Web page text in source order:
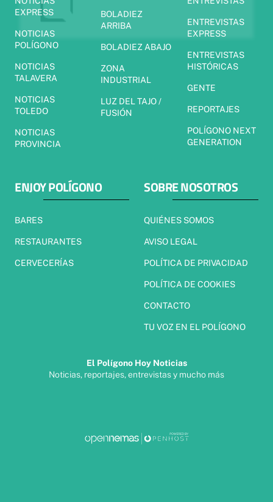
EXPRESS
NOTICIAS
POLÍGONO
NOTICIAS
TALAVERA
NOTICIAS
TOLEDO
NOTICIAS
PROVINCIA
BOLADIEZ
ARRIBA
BOLADIEZ ABAJO
ZONA
INDUSTRIAL
LUZ DEL TAJO /
FUSIÓN
ENTREVISTAS
EXPRESS
ENTREVISTAS
HISTÓRICAS
GENTE
REPORTAJES
POLÍGONO NEXT
GENERATION
ENJOY POLÍGONO
BARES
RESTAURANTES
CERVECERÍAS
SOBRE NOSOTROS
QUIÉNES SOMOS
AVISO LEGAL
POLÍTICA DE PRIVACIDAD
POLÍTICA DE COOKIES
CONTACTO
TU VOZ EN EL POLÍGONO
El Polígono Hoy Noticias
Noticias, reportajes, entrevistas y mucho más